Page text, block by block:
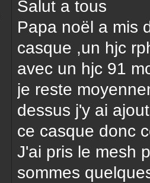
Salut a tous
Papa noël a mis
casque ,un hjc
avec un hjc 91
je reste
dessus j'y ai
ce casque donc
J'ai pris le mesh
sommes